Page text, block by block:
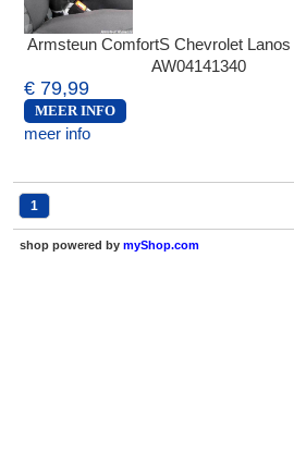
Armsteun ComfortS Chevrolet Lanos
AW04141340
€ 79,99
MEER INFO
meer info
1
shop powered by myShop.com